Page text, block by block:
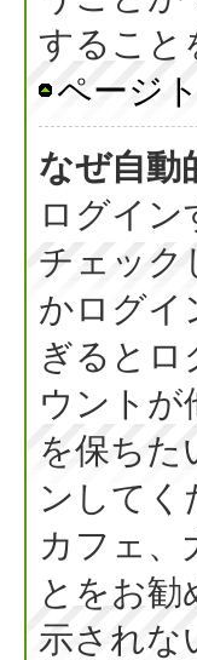
すること
ページ
なぜ自動
ログイン
チェック
かログイ
ぎるとロ
ウントが
を保ちた
ンしてく
カフェ、
とをお
示されな